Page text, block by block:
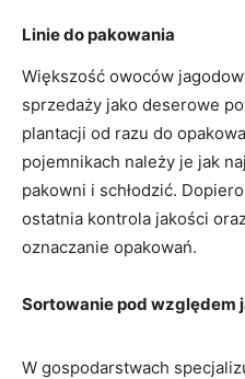
Linie do pakowania
Większość owoców
sprzedaży jako deserowe
plantacji od razu do
pojemnikach należy je jak
pakowni i schłodzić.
ostatnia kontrola jakości
oznaczanie opakowań.
Sortowanie pod względem
W gospodarstwach